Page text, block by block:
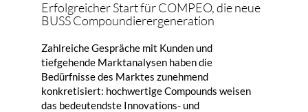
Erfolgreicher Start fürCOMPEO, die neue
BUSS Compoundierergeneration
Zahlreiche Gespräche mit Kunden und
tiefgehende Marktanalysen haben die
Bedürfnisse des Marktes zunehmend
konkretisiert: hochwertige Compounds weisen
das bedeutendste Innovations- und